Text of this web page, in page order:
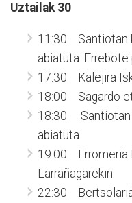
Uztailak 30
11:30 Santiotan
abiatuta. Errebote
17:30 Kalejira
18:00 Sagardo
18:30 Santiotan
abiatuta.
19:00 Erromeria
Larrañagarekin.
22:30